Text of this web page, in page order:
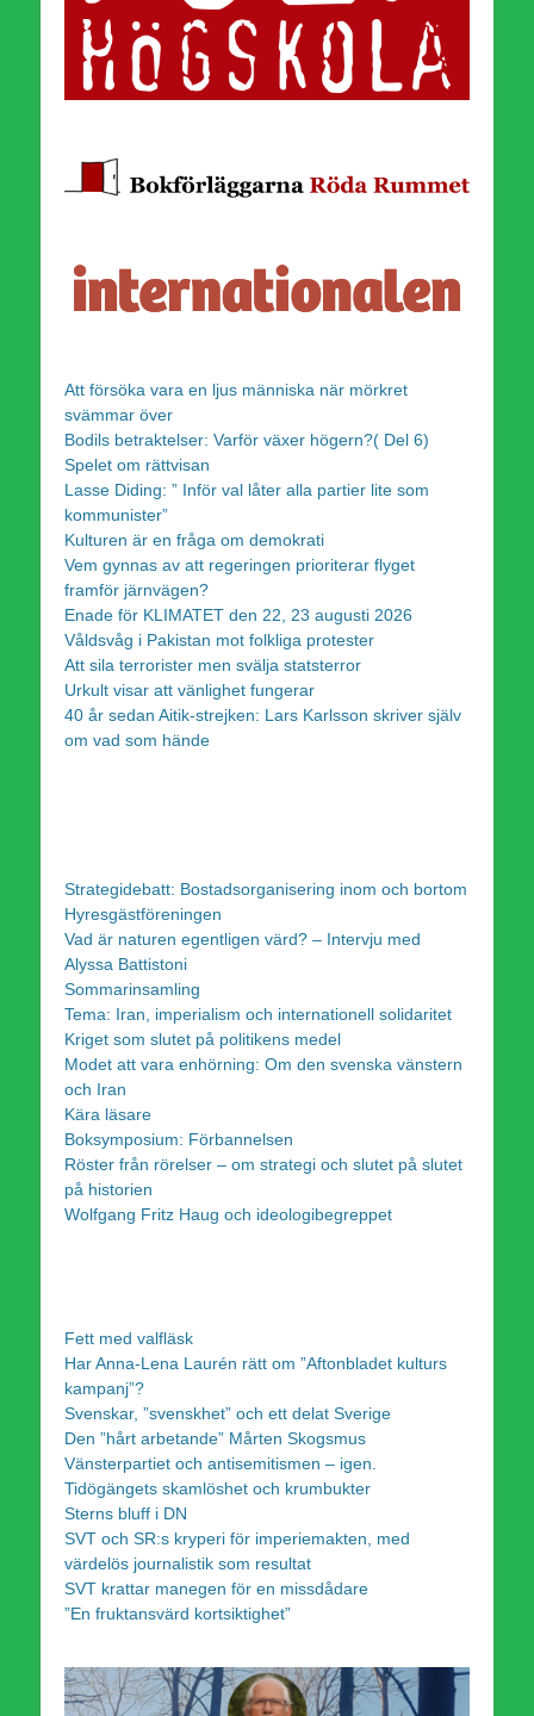
Att försöka vara en ljus människa när mörkret
svämmar över
Bodils betraktelser: Varför växer högern?( Del 6)
Spelet om rättvisan
Lasse Diding: ” Inför val låter alla partier lite som
kommunister”
Kulturen är en fråga om demokrati
Vem gynnas av att regeringen prioriterar flyget
framför järnvägen?
Enade för KLIMATET den 22, 23 augusti 2026
Våldsvåg i Pakistan mot folkliga protester
Att sila terrorister men svälja statsterror
Urkult visar att vänlighet fungerar
40 år sedan Aitik-strejken: Lars Karlsson skriver själv
om vad som hände
Strategidebatt: Bostadsorganisering inom och bortom
Hyresgästföreningen
Vad är naturen egentligen värd? – Intervju med
Alyssa Battistoni
Sommarinsamling
Tema: Iran, imperialism och internationell solidaritet
Kriget som slutet på politikens medel
Modet att vara enhörning: Om den svenska vänstern
och Iran
Kära läsare
Boksymposium: Förbannelsen
Röster från rörelser – om strategi och slutet på slutet
på historien
Wolfgang Fritz Haug och ideologibegreppet
Fett med valfläsk
Har Anna-Lena Laurén rätt om ”Aftonbladet kulturs
kampanj”?
Svenskar, ”svenskhet” och ett delat Sverige
Den ”hårt arbetande” Mårten Skogsmus
Vänsterpartiet och antisemitismen – igen.
Tidögängets skamlöshet och krumbukter
Sterns bluff i DN
SVT och SR:s kryperi för imperiemakten, med
värdelös journalistik som resultat
SVT krattar manegen för en missdådare
”En fruktansvärd kortsiktighet”